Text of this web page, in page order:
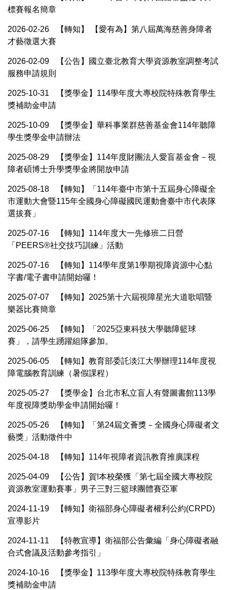
標賽報名簡章
2026-02-26
【轉知】 【愛有為】第八屆萬海慈善身障者
才藝徵選大賽
2026-02-09
【公告】國立臺北教育大學資源教室調整考試
服務申請規則
2025-10-31
【獎學金】114學年度大專校院特殊教育學生
獎補助金申請
2025-10-09
【獎學金】華科事業群慈善基金會114年聽障
學生獎學金申請辦法
2025-08-29
【獎學金】114年度財團法人愛盲基金會－視
障者碩博士升學獎學金將開放申請
2025-08-18
【轉知】「114年臺中市第十五屆身心障礙全
市運動大會暨115年全國身心障礙國民運動會臺中市代表隊
選拔賽」
2025-07-16
【轉知】114年度大一先修班二日營
「PEERS®社交技巧訓練」活動
2025-07-16
【轉知】114學年度第1學期視障資源中心點
字書/電子書申請開始囉！
2025-07-07
【轉知】2025第十六屆視障星光大道歌唱暨
樂器比賽簡章
2025-06-25
【轉知】「2025亞東科技大學聽障籃球
賽」，請學生踴躍組隊參加。
2025-06-05
【轉知】教育部委託淡江大學辦理114年度視
障電腦教育訓練（暑假課程）
2025-05-27
【獎學金】台北市私立盲人有聲圖書館113學
年度視障獎助學金申請開始囉！
2025-05-26
【轉知】「第24屆文薈獎－全國身心障礙者文
藝獎」活動徵件中
2025-04-18 【轉知】114年視障者資訊教育推廣課程
2025-04-09
【公告】賀!本校榮獲「第七屆全國大專校院
資源教室運動賽事」男子三對三籃球團體賽亞軍
2024-11-19
【轉知】衛福部身心障礙者權利公約(CRPD)
宣導影片
2024-11-11
【特教宣導】衛福部公告彙編「身心障礙者融
合式會議及活動參考指引」
2024-10-16
【獎學金】113學年度大專校院特殊教育學生
獎補助金申請